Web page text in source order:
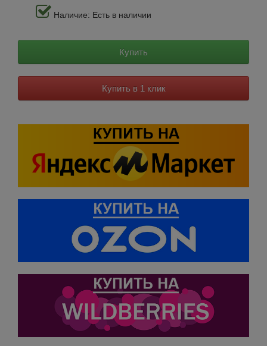
Наличие: Есть в наличии
Купить
Купить в 1 клик